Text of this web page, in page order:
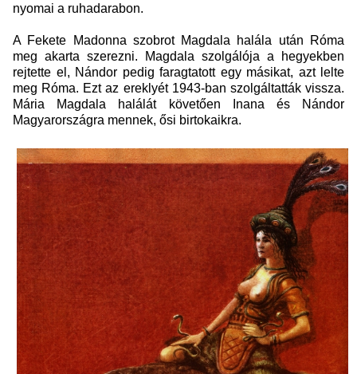
nyomai a ruhadarabon.
A Fekete Madonna szobrot Magdala halála után Róma
meg akarta szerezni. Magdala szolgálója a hegyekben
rejtette el, Nándor pedig faragtatott egy másikat, azt lelte
meg Róma. Ezt az ereklyét 1943-ban szolgáltatták vissza.
Mária Magdala halálát követően Inana és Nándor
Magyarországra mennek, ősi birtokaikra.